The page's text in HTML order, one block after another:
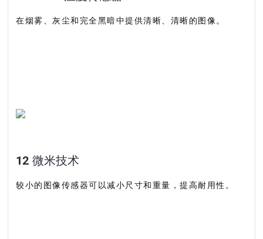
在烟雾、灰尘和完全黑暗中提供清晰、清晰的图像。
12 微米技术
较小的图像传感器可以减小尺寸和重量，提高耐用性。